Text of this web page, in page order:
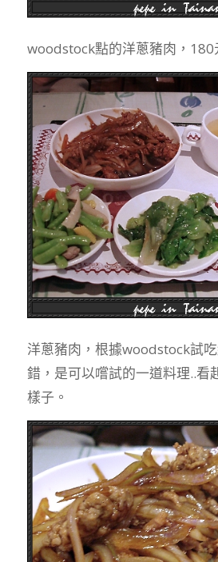
woodstock點的洋蔥豬肉，180
洋蔥豬肉，根據woodstock試
錯，是可以嚐試的一道料理..看
樣子。